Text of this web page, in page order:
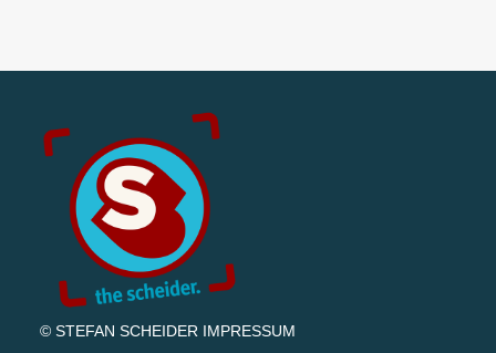
© STEFAN SCHEIDER IMPRESSUM